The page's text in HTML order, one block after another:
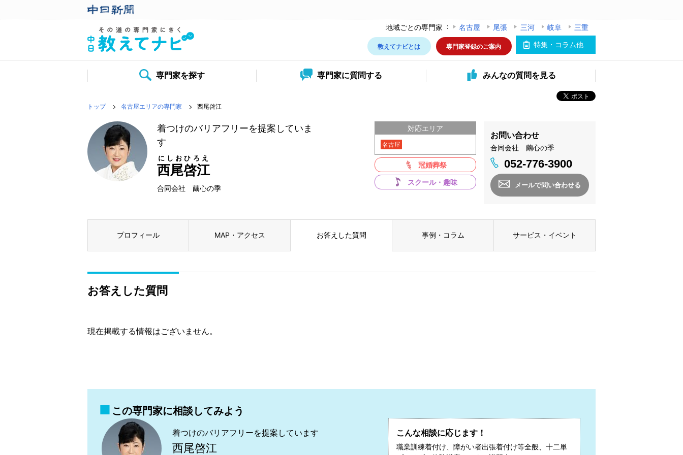
地域ごとの専門家 名古屋 尾張 三河 岐阜
三重
特集・コラム他
教えてナビとは 専門家登録のご案内
専門家を探す 専門家に質問する みんなの質問を見る
トップ 名古屋エリアの専門家 西尾啓江
着つけのバリアフリーを提案していま
す
西尾啓江
にしおひろえ
合同会社 繭心の季
お問い合わせ
合同会社 繭心の季
052-776-3900
メールで問い合わせる
対応エリア
名古屋
冠婚葬祭
スクール・趣味
プロフィール MAP・アクセス お答えした質問 事例・コラム サービス・イベント
お答えした質問
現在掲載する情報はございません。
この専門家に相談してみよう
着つけのバリアフリーを提案しています
西尾啓江
こんな相談に応じます！
職業訓練着付け、障がい者出張着付け等全般、十二単